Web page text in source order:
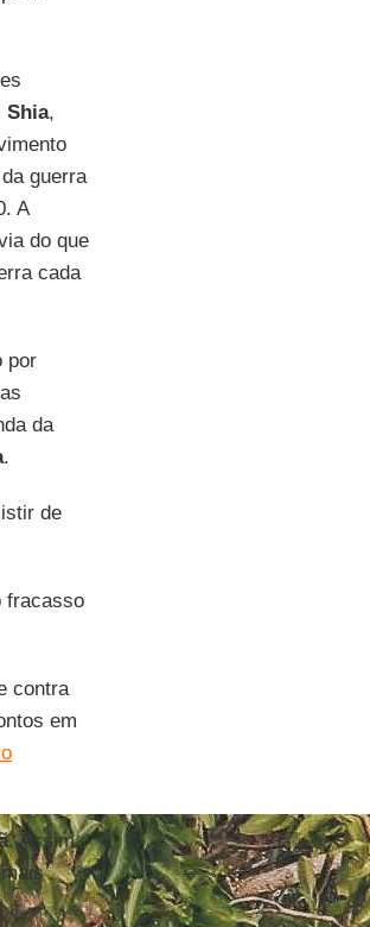
Shia,
guerra
A
do que
cada
por
da
.
de
fracasso
contra
em
. Assim,